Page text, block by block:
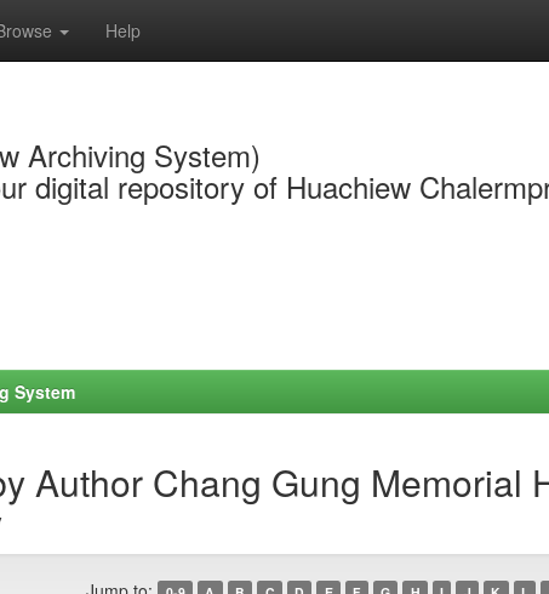
Help
Archiving System)
digital repository of Huachiew
System
Author Chang Gung Memorial